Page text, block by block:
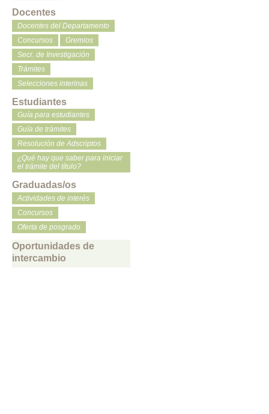
Docentes
Docentes del Departamento
Concursos
Gremios
Secr. de Investigación
Trámites
Selecciones interinas
Estudiantes
Guía para estudiantes
Guía de trámites
Resolución de Adscriptos
¿Qué hay que saber para iniciar
el trámite del título?
Graduadas/os
Actividades de interés
Concursos
Oferta de posgrado
Oportunidades de
intercambio